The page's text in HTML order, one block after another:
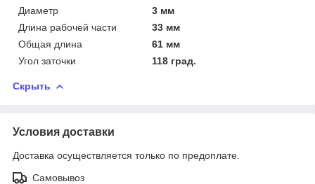
Диаметр
3 мм
Длина рабочей части
33 мм
Общая длина
61 мм
Угол заточки
118 град.
Скрыть
Условия доставки
Доставка осуществляется только по предоплате.
Самовывоз